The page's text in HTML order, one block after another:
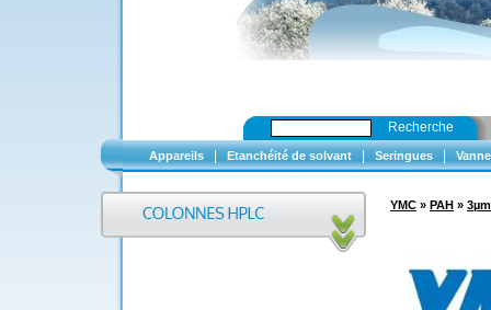
Recherche
Appareils Etanchéité de solvant Seringues
YMC » PAH » 3µm